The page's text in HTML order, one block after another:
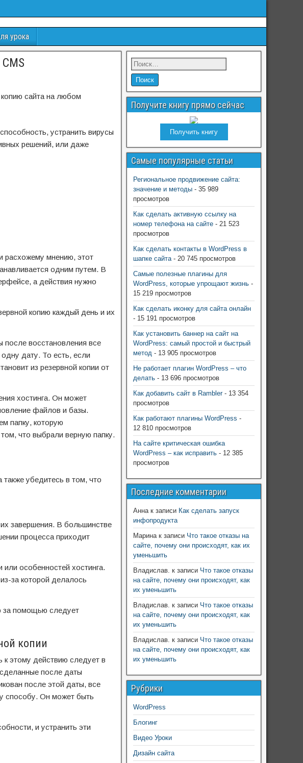
урока
копию сайта на любом
устранить вирусы
решений, или даже
расхожему мнению, этот
одним путем. В
а действия нужно
копию каждый день и их
восстановления все
дату. То есть, если
из резервной копии от
хостинга. Он может
файлов и базы.
папку, которую
что выбрали верную папку.
убедитесь в том, что
завершения. В большинстве
процесса приходит
особенностей хостинга.
за которой делалось
за помощью следует
копии
к этому действию следует в
после даты
после этой даты, все
способу. Он может быть
и устранить эти
Получите книгу прямо сейчас
Получить книгу
Самые популярные статьи
Региональное продвижение сайта:
значение и методы - 35 989
просмотров
Как сделать активную ссылку на
номер телефона на сайте - 21 523
просмотров
Как сделать контакты в WordPress в
шапке сайта- 20 745 просмотров
Самые полезные плагины для
WordPress, которые упрощают жизнь -
15 219 просмотров
Как сделать иконку для сайта онлайн
- 15 191 просмотров
Как установить баннер на сайт на
WordPress: самый простой и быстрый
метод - 13 905 просмотров
Не работает плагин WordPress – что
делать - 13 696 просмотров
Как добавить сайт в Rambler- 13 354
просмотров
Как работают плагины WordPress -
12 810 просмотров
На сайте критическая ошибка
WordPress – как исправить - 12 385
просмотров
Последние комментарии
Аннак записи Как сделать запуск
инфопродукта
Маринак записи Что такое отказы на
сайте, почему они происходят, как их
уменьшить
Владислав. к записи Что такое отказы
на сайте, почему они происходят, как
их уменьшить
Владислав. к записи Что такое отказы
на сайте, почему они происходят, как
их уменьшить
Владислав. к записи Что такое отказы
на сайте, почему они происходят, как
их уменьшить
Рубрики
WordPress
Блогинг
Видео Уроки
Дизайн сайта